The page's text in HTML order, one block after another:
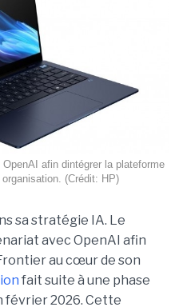
afin dintégrer la plateforme
organisation. (Crédit: HP)
sa stratégie IA. Le
avec OpenAI afin
au cœur de son
fait suite à une phase
février 2026. Cette